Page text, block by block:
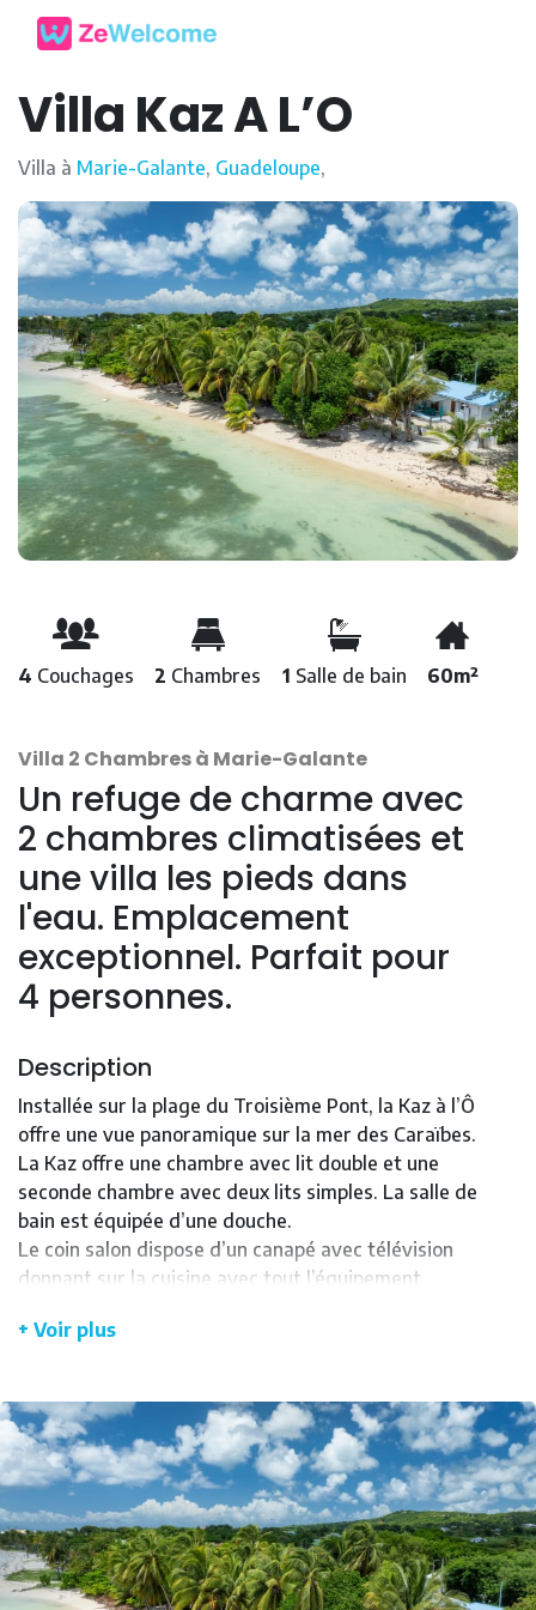
Villa Kaz A L’O
Villa à Marie-Galante, Guadeloupe,
4 Couchages 2 Chambres 1 Salle de bain 60m²
Villa 2 Chambres à Marie-Galante
Un refuge de charme avec
2 chambres climatisées et
une villa les pieds dans
l'eau. Emplacement
exceptionnel. Parfait pour
4 personnes.
Description
Installée sur la plage du Troisième Pont, la Kaz à l’Ô
offre une vue panoramique sur la mer des Caraïbes.
La Kaz offre une chambre avec lit double et une
seconde chambre avec deux lits simples. La salle de
bain est équipée d’une douche.
Le coin salon dispose d’un canapé avec télévision
donnant sur la cuisine avec tout l’équipement
A deux pas du centre de Grand Bourg, vous
Profitez du coin repas, les pieds dans le sable et
savourez les couchers de soleil avec un ti-punch.
La plage est accessible directement depuis le jardin
de la villa.
Les points forts du logement
+ Voir plus